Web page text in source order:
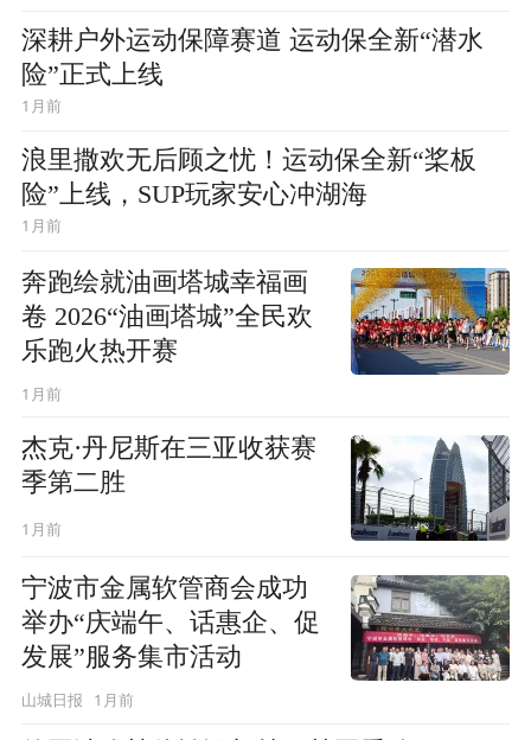
深耕户外运动保障赛道 运动保全新“潜水
险”正式上线
1月前
浪里撒欢无后顾之忧！运动保全新“桨板
险”上线，SUP玩家安心冲湖海
1月前
奔跑绘就油画塔城幸福画
卷 2026“油画塔城”全民欢
乐跑火热开赛
1月前
杰克·丹尼斯在三亚收获赛
季第二胜
1月前
宁波市金属软管商会成功
举办“庆端午、话惠企、促
发展”服务集市活动
山城日报 1月前